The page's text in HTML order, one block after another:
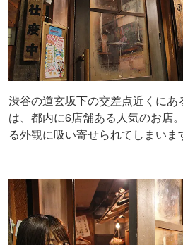
渋谷の道玄坂下の交差点近くにあ
は、都内に6店舗ある人気のお店
る外観に吸い寄せられてしまいま